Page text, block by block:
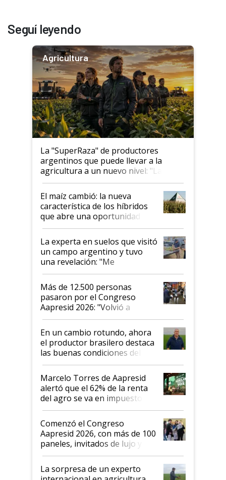
Seguí leyendo
Agricultura
La "SuperRaza" de productores
argentinos que puede llevar a la
agricultura a un nuevo nivel: "Las
posibilidades de crecimiento son
infinitas"
El maíz cambió: la nueva
característica de los híbridos
que abre una oportunidad en
el lote
La experta en suelos que visitó
un campo argentino y tuvo
una revelación: "Me
impresionó mucho"
Más de 12.500 personas
pasaron por el Congreso
Aapresid 2026: "Volvió a
demostrar que hablar del
suelo es hablar de todo el
sistema productivo"
En un cambio rotundo, ahora
el productor brasilero destaca
las buenas condiciones del
agro argentino para invertir:
"Los veo más motivados"
Marcelo Torres de Aapresid
alertó que el 62% de la renta
del agro se va en impuestos:
"No es bueno que en
Argentina se sigan discutiendo
las mismas cosas de hace 50
años"
Comenzó el Congreso
Aapresid 2026, con más de 100
paneles, invitados de lujo y
todas las tendencias
La sorpresa de un experto